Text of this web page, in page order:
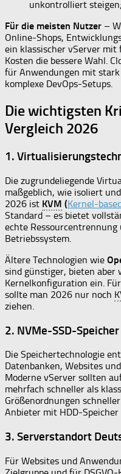
unkontrolliert
Für die meisten Nutzer –
Online-Shops,
ein klassischer vServer mit
Kosten die bessere Wahl.
für Anwendungen mit
komplexe DevOps-Setups.
Die wichtigsten
Vergleich 2026
1.
Die zugrundeliegende
maßgeblich, wie isoliert
2026 ist KVM (Kernel-
Standard – es bietet
echte
Betriebssystem.
Ältere Technologien wie
sind günstiger, bieten aber
Kernelkonfiguration ein.
sollte man 2026 nur noch
ziehen.
2. NVMe-SSD-
Die Speichertechnologie
Datenbanken, Websites
Moderne vServer sollten
mehrfach schneller als
Größenordnungen
Anbieter mit HDD-
3. Serverstandort
Für Websites und